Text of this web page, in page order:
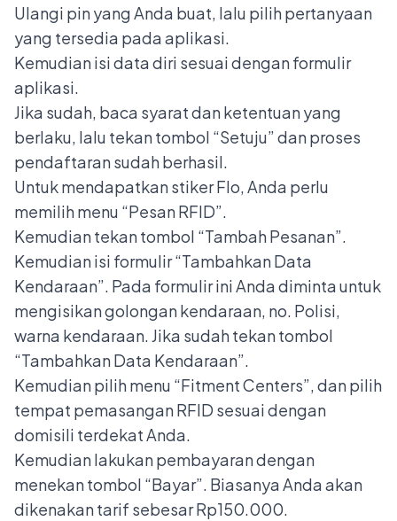
Ulangi pin yang Anda buat, lalu pilih pertanyaan
yang tersedia pada aplikasi.
Kemudian isi data diri sesuai dengan formulir
aplikasi.
Jika sudah, baca syarat dan ketentuan yang
berlaku, lalu tekan tombol “Setuju” dan proses
pendaftaran sudah berhasil.
Untuk mendapatkan stiker Flo, Anda perlu
memilih menu “Pesan RFID”.
Kemudian tekan tombol “Tambah Pesanan”.
Kemudian isi formulir “Tambahkan Data
Kendaraan”. Pada formulir ini Anda diminta untuk
mengisikan golongan kendaraan, no. Polisi,
warna kendaraan. Jika sudah tekan tombol
“Tambahkan Data Kendaraan”.
Kemudian pilih menu “Fitment Centers”, dan pilih
tempat pemasangan RFID sesuai dengan
domisili terdekat Anda.
Kemudian lakukan pembayaran dengan
menekan tombol “Bayar”. Biasanya Anda akan
dikenakan tarif sebesar Rp150.000.